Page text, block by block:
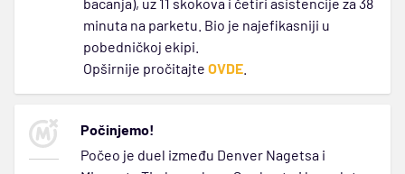
bacanja), uz 11 skokova i četiri asistencije za 38
minuta na parketu. Bio je najefikasniji u
pobedničkoj ekipi.
Opširnije pročitajte OVDE
Počinjemo!
Počeo je duel između Denver Nagetsa i